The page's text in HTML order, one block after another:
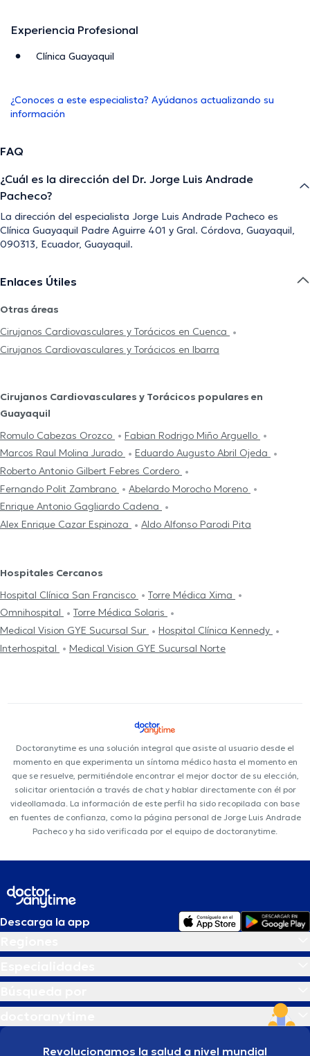
Experiencia Profesional
Clínica Guayaquil
¿Conoces a este especialista? Ayúdanos actualizando su
información
FAQ
¿Cuál es la dirección del Dr. Jorge Luis Andrade
Pacheco?
La dirección del especialista Jorge Luis Andrade Pacheco es
Clínica Guayaquil Padre Aguirre 401 y Gral. Córdova, Guayaquil,
090313, Ecuador, Guayaquil.
Enlaces Útiles
Otras áreas
Cirujanos Cardiovasculares y Torácicos en Cuenca
Cirujanos Cardiovasculares y Torácicos en Ibarra
Cirujanos Cardiovasculares y Torácicos populares en
Guayaquil
Romulo Cabezas Orozco
Fabian Rodrigo Miño Arguello
Marcos Raul Molina Jurado
Eduardo Augusto Abril Ojeda
Roberto Antonio Gilbert Febres Cordero
Fernando Polit Zambrano
Abelardo Morocho Moreno
Enrique Antonio Gagliardo Cadena
Alex Enrique Cazar Espinoza
Aldo Alfonso Parodi Pita
Hospitales Cercanos
Hospital Clínica San Francisco
Torre Médica Xima
Omnihospital
Torre Médica Solaris
Medical Vision GYE Sucursal Sur
Hospital Clínica Kennedy
Interhospital
Medical Vision GYE Sucursal Norte
Doctoranytime es una solución integral que asiste al usuario desde el
momento en que experimenta un síntoma médico hasta el momento en
que se resuelve, permitiéndole encontrar el mejor doctor de su elección,
solicitar orientación a través de chat y hablar directamente con él por
videollamada. La información de este perfil ha sido recopilada con base
en fuentes de confianza, como la página personal de Jorge Luis Andrade
Pacheco y ha sido verificada por el equipo de doctoranytime.
Descarga la app
Revolucionamos la salud a nivel mundial